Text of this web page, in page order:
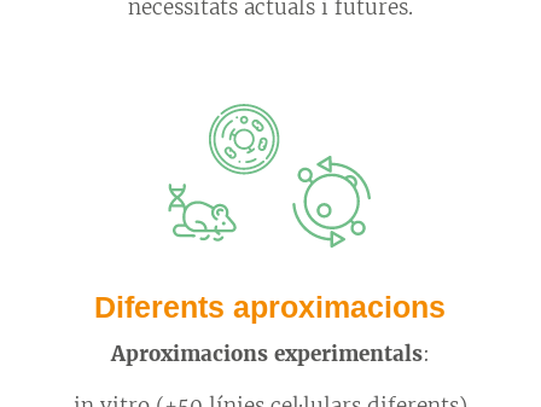
necessitats actuals i futures.
Diferents aproximacions
Aproximacions experimentals: